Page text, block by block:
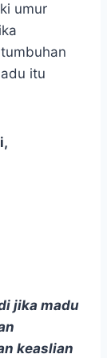
umur
itu
jika madu
keaslian